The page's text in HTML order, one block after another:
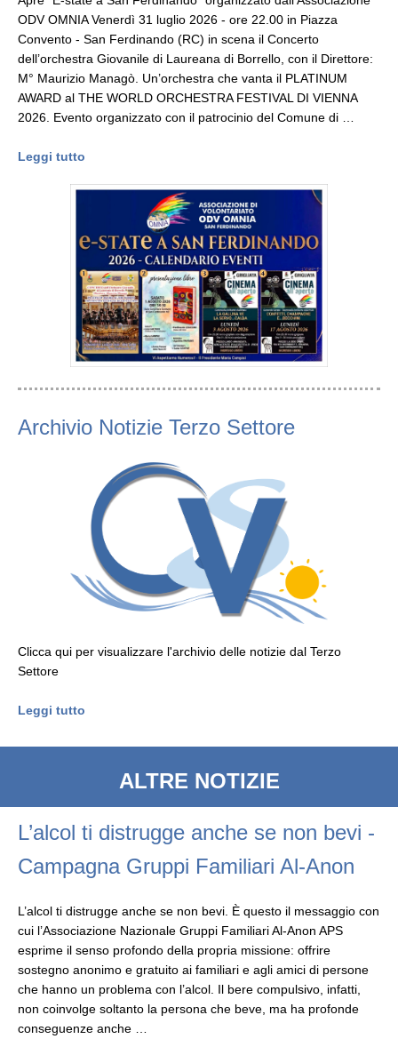
ODV OMNIA Venerdì 31 luglio 2026 - ore 22.00 in Piazza
Convento - San Ferdinando (RC) in scena il Concerto
dell’orchestra Giovanile di Laureana di Borrello, con il Direttore:
M° Maurizio Managò. Un’orchestra che vanta il PLATINUM
AWARD al THE WORLD ORCHESTRA FESTIVAL DI VIENNA
2026. Evento organizzato con il patrocinio del Comune di …
Leggi tutto
Archivio Notizie Terzo Settore
Clicca qui per visualizzare l'archivio delle notizie dal Terzo
Settore
Leggi tutto
ALTRE NOTIZIE
L’alcol ti distrugge anche se non bevi -
Campagna Gruppi Familiari Al‑Anon
L’alcol ti distrugge anche se non bevi. È questo il messaggio con
cui l’Associazione Nazionale Gruppi Familiari Al‑Anon APS
esprime il senso profondo della propria missione: offrire
sostegno anonimo e gratuito ai familiari e agli amici di persone
che hanno un problema con l’alcol. Il bere compulsivo, infatti,
non coinvolge soltanto la persona che beve, ma ha profonde
conseguenze anche …